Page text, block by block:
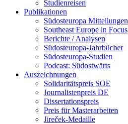
Studienreisen
Publikationen
Südosteuropa Mitteilungen
Southeast Europe in Focus
Berichte / Analysen
Südosteuropa-Jahrbücher
Südosteuropa-Studien
Podcast: Südostwärts
Auszeichnungen
Solidaritätspreis SOE
Journalistenpreis DE
Dissertationspreis
Preis für Masterarbeiten
Jireček-Medaille